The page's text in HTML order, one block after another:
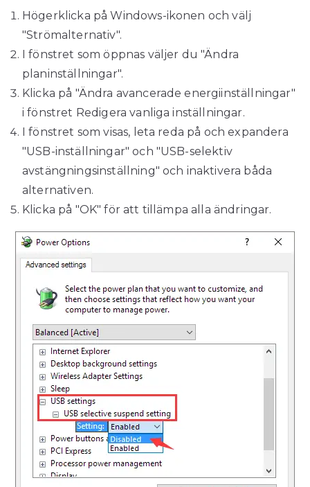
Högerklicka på Windows-ikonen och välj
"Strömalternativ".
I fönstret som öppnas väljer du "Ändra
planinställningar".
Klicka på "Ändra avancerade energiinställningar"
i fönstret Redigera vanliga inställningar.
I fönstret som visas, leta reda på och expandera
"USB-inställningar" och "USB-selektiv
avstängningsinställning" och inaktivera båda
alternativen.
Klicka på "OK" för att tillämpa alla ändringar.